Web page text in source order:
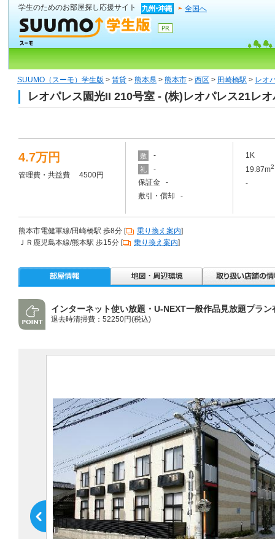
学生のためのお部屋探し応援サイト 全国へ
SUUMO（スーモ）学生版 > 賃貸 > 熊本県 > 熊本市 > 西区 > 田崎橋駅 > レオ
レオパレス園光II 210号室 - (株)レオパレス21レ
4.7万円
管理費・共益費 4500円
敷 -
礼
-
保証金 -
敷引・償却 -
1K
19.87m2
-
熊本市電健軍線/田崎橋駅 歩8分 [ 乗り換え案内]
ＪＲ鹿児島本線/熊本駅 歩15分 [
乗り換え案内]
インターネット使い放題・U-NEXT一般作品見放題プラン
退去時清掃費：52250円(税込)